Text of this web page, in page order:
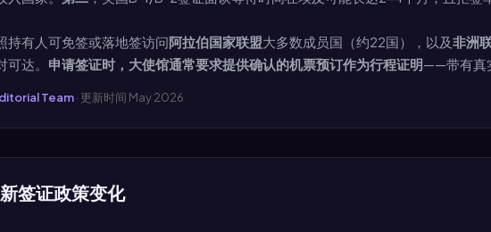
持有人可免签或落地签访问阿拉伯国家联盟大多数成员国（约22国），以及非洲
可达。 申请签证时，大使馆通常要求提供确认的机票预订作为行程证明——带有真
Team· 更新时间 May 2026
签证政策变化